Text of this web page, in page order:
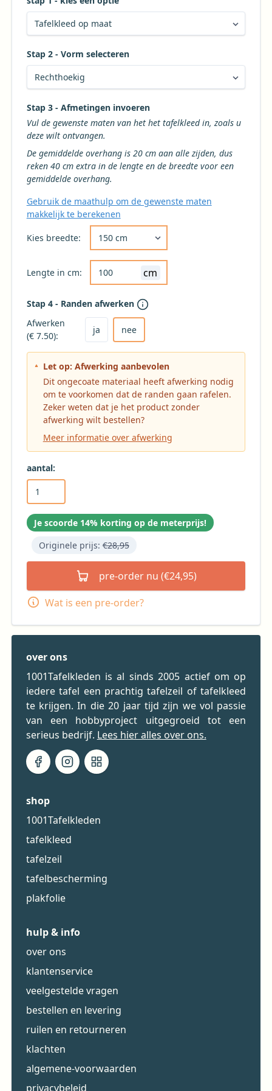
Stap 2 - Vorm selecteren
Kies de gewenste vorm voor uw tafelkleed
Stap 3 - Afmetingen invoeren
Vul de gewenste maten van het het tafelkleed in, zoals u
deze wilt ontvangen.
De gemiddelde overhang is 20 cm aan alle zijden, dus
reken 40 cm extra in de lengte en de breedte voor een
gemiddelde overhang.
Gebruik de maathulp om de gewenste maten
makkelijk te berekenen
Kies breedte:
Lengte in cm: cm
Stap 4 - Randen afwerken
Afwerken
(€ 7.50):
ja
Kies ja om het tafelkleed af te laten werken
nee
Kies nee voor geen afwerking (niet
Let op: Afwerking aanbevolen
Dit ongecoate materiaal heeft afwerking nodig
om te voorkomen dat de randen gaan rafelen.
Zeker weten dat je het product zonder
afwerking wilt bestellen?
Meer informatie over afwerking
aantal:
Je scoorde 14% korting op de meterprijs!
Originele prijs:€28,95
pre-order nu (€24,95)
Wat is een pre-order?
over ons
1001Tafelkleden is al sinds 2005 actief om op
iedere tafel een prachtig tafelzeil of tafelkleed
te krijgen. In die 20 jaar tijd zijn we vol passie
van een hobbyproject uitgegroeid tot een
serieus bedrijf. Lees hier alles over ons.
shop
1001Tafelkleden
tafelkleed
tafelzeil
tafelbescherming
plakfolie
hulp & info
over ons
klantenservice
veelgestelde vragen
bestellen en levering
ruilen en retourneren
klachten
algemene-voorwaarden
privacybeleid